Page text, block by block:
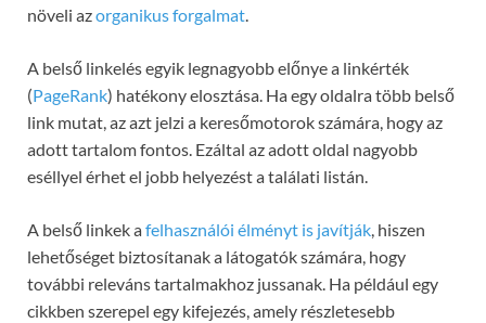
növeli azorganikus forgalmat.
A belső linkelés egyik legnagyobb előnye a linkérték
(PageRank) hatékony elosztása. Ha egy oldalra több belső
link mutat, az azt jelzi a keresőmotorok számára, hogy az
adott tartalom fontos. Ezáltal az adott oldal nagyobb
eséllyel érhet el jobb helyezést a találati listán.
A belső linkek afelhasználói élményt is javítják, hiszen
lehetőséget biztosítanak a látogatók számára, hogy
további releváns tartalmakhoz jussanak. Ha például egy
cikkben szerepel egy kifejezés, amely részletesebb